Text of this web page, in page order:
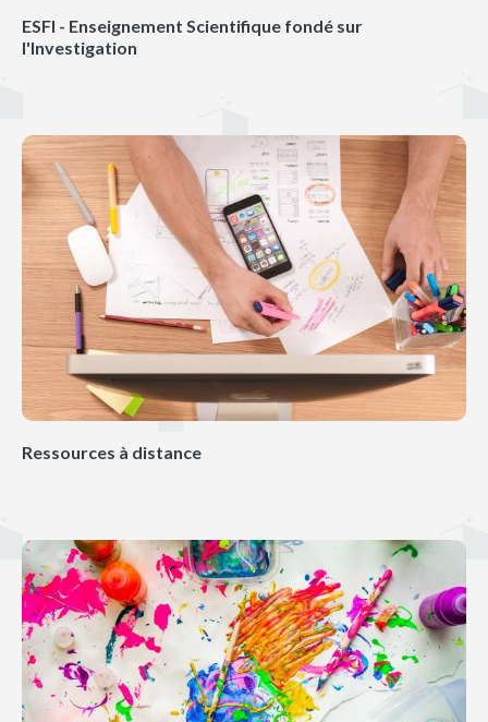
ESFI - Enseignement Scientifique fondé sur
l'Investigation
Ressources à distance